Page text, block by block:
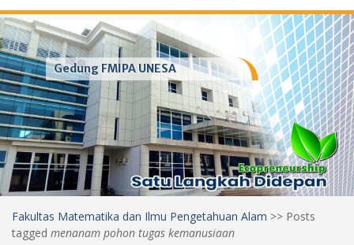
Gedung FMIPA UNESA
Fakultas Matematika dan Ilmu Pengetahuan Alam >> Posts
tagged menanam pohon tugas kemanusiaan